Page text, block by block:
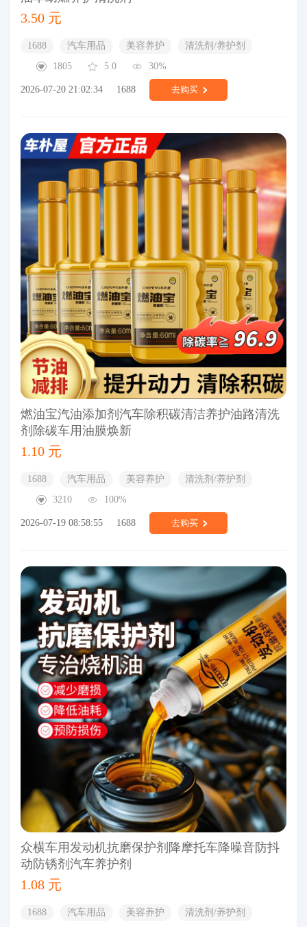
3.50 元
1688 汽车用品 美容养护
清洗剂/养护剂
1805
5.0 30%
2026-07-20 21:02:34 1688 去购买
燃油宝汽油添加剂汽车除积碳清洁养护油路清洗
剂除碳车用油膜焕新
1.10 元
1688 汽车用品 美容养护
清洗剂/养护剂
3210
100%
2026-07-19 08:58:55 1688 去购买
众横车用发动机抗磨保护剂降摩托车降噪音防抖
动防锈剂汽车养护剂
1.08 元
1688 汽车用品 美容养护
清洗剂/养护剂